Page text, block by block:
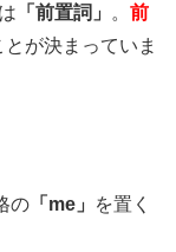
は 「前置詞」 。 前
とが決まっていま
の 「me」
を置く